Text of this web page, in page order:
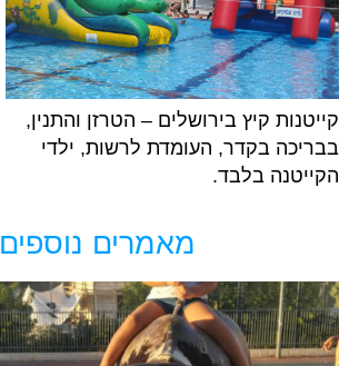
קייטנות קיץ בירושלים – הטרזן והתנין,
בבריכה בקדר, העומדת לרשות, ילדי
הקייטנה בלבד.
מאמרים נוספים